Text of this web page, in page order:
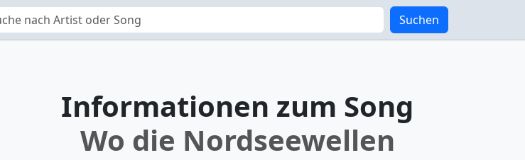
Suchen
Informationen zum Song
Wo die Nordseewellen